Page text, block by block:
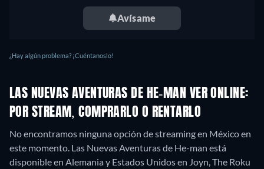
Avísame
¿Hay algún problema? ¡Cuéntanoslo!
LAS NUEVAS AVENTURAS DE HE-MAN VER ONLINE:
POR STREAM, COMPRARLO O RENTARLO
No encontramos ninguna opción de streaming en México en
este momento. Las Nuevas Aventuras de He-man está
disponible en Alemania y Estados Unidos en Joyn, The Roku